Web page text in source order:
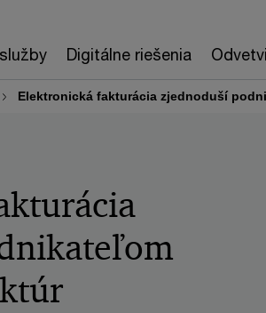
Digitálne riešenia
Elektronická fakturácia zjednoduší